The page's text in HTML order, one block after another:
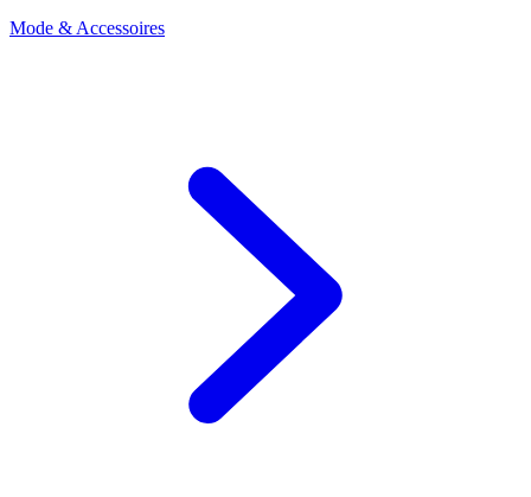
Mode & Accessoires